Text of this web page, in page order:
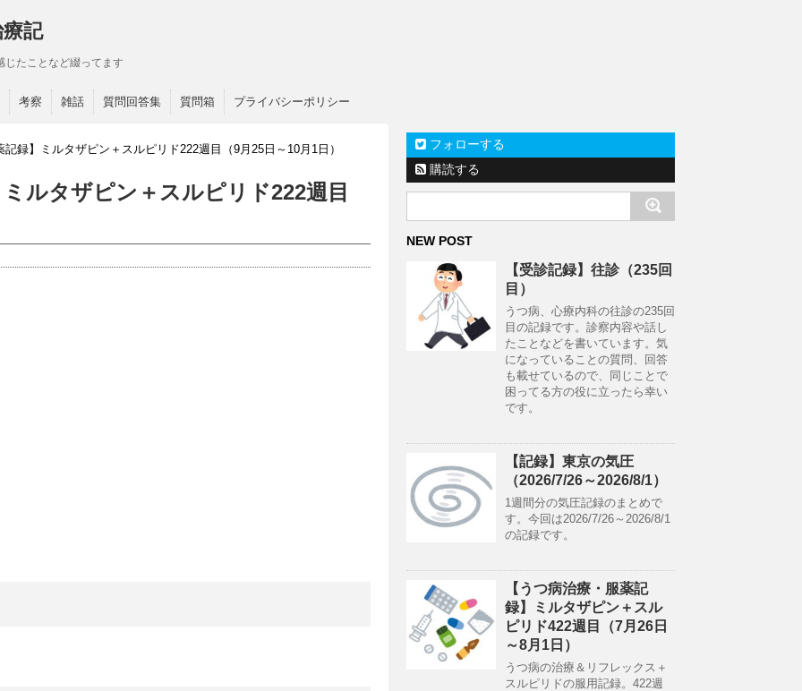
記
じたことなど綴ってます
考察 雑話 質問回答集 質問箱 プライバシーポリシー
録】ミルタザピン＋スルピリド222週目（9月25日～10月1日）
ルタザピン＋スルピリド222週目
フォローする
購読する
NEW POST
【受診記録】往診（235回
目）
うつ病、心療内科の往診の235回
目の記録です。診察内容や話し
たことなどを書いています。気
になっていることの質問、回答
も載せているので、同じことで
困ってる方の役に立ったら幸い
です。
【記録】東京の気圧
（2026/7/26～2026/8/1）
1週間分の気圧記録のまとめで
す。今回は2026/7/26～2026/8/1
の記録です。
【うつ病治療・服薬記
録】ミルタザピン＋スル
ピリド422週目（7月26日
～8月1日）
うつ病の治療＆リフレックス＋
スルピリドの服用記録。422週